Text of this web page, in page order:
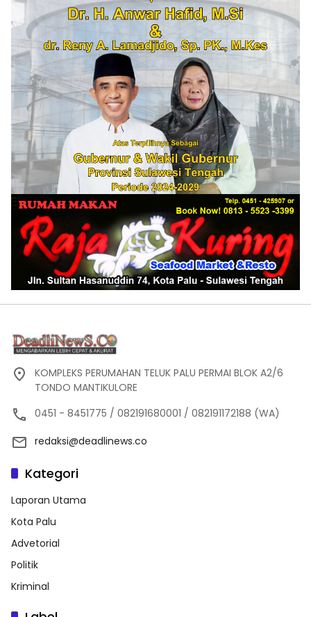
KOMPLEKS PERUMAHAN TELUK PALU PERMAI BLOK A2/6
TONDO MANTIKULORE
0451 - 8451775 / 082191680001 / 082191172188 (WA)
redaksi@deadlinews.co
Kategori
Laporan Utama
Kota Palu
Advetorial
Politik
Kriminal